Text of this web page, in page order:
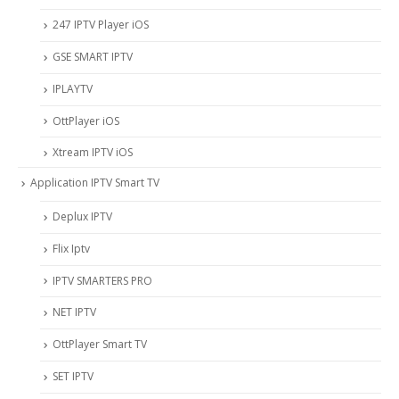
247 IPTV Player iOS
‎GSE SMART IPTV
IPLAYTV
OttPlayer iOS
Xtream IPTV iOS
Application IPTV Smart TV
Deplux IPTV
Flix Iptv
IPTV SMARTERS PRO
NET IPTV
OttPlayer Smart TV
SET IPTV